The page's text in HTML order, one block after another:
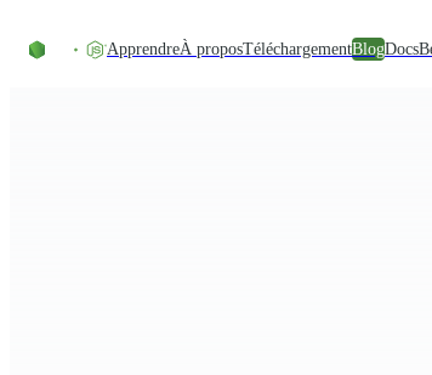
ApprendreÀ proposTéléchargementBlogDocs